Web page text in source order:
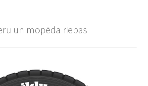
un mopēda riepas